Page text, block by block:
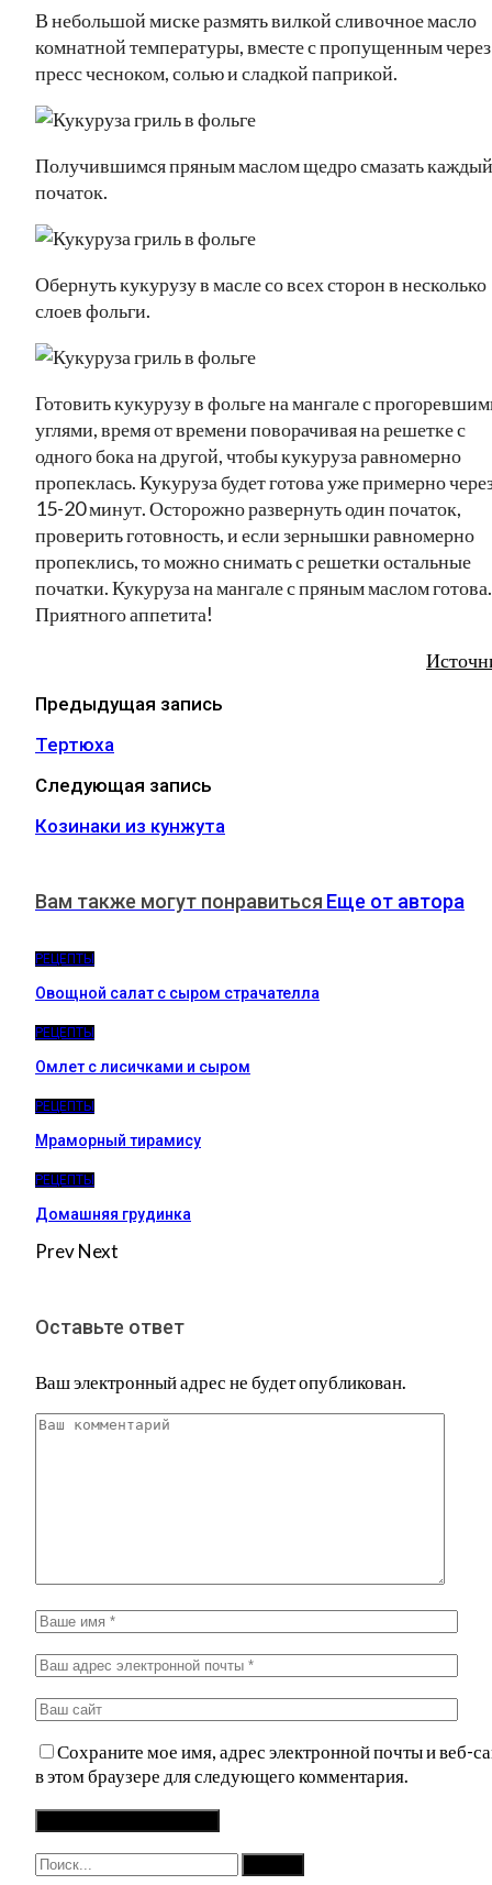
В небольшой миске размять вилкой сливочное масло
комнатной температуры, вместе с пропущенным через
пресс чесноком, солью и сладкой паприкой.
Получившимся пряным маслом щедро смазать каждый
початок.
Обернуть кукурузу в масле со всех сторон в несколько
слоев фольги.
Готовить кукурузу в фольге на мангале с
углями, время от времени поворачивая на решетке с
одного бока на другой, чтобы кукуруза равномерно
пропеклась. Кукуруза будет готова уже примерно
15-20 минут. Осторожно развернуть один початок,
проверить готовность, и если зернышки равномерно
пропеклись, то можно снимать с решетки остальные
початки. Кукуруза на мангале с пряным маслом готова.
Приятного аппетита!
Предыдущая запись
Тертюха
Следующая запись
Козинаки из кунжута
Вам также могут понравиться Еще от автора
РЕЦЕПТЫ
Овощной салат с сыром страчателла
РЕЦЕПТЫ
Омлет с лисичками и сыром
РЕЦЕПТЫ
Мраморный тирамису
РЕЦЕПТЫ
Домашняя грудинка
PrevNext
Оставьте ответ
Ваш электронный адрес не будет опубликован.
Сохраните мое имя, адрес электронной почты и веб-
в этом браузере для следующего комментария.